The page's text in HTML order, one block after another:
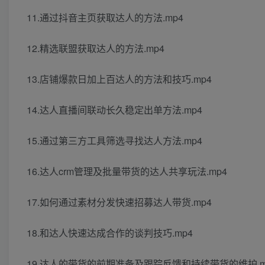
11.通过抖音主页获取达人的方法.mp4
12.精选联盟获取达人的方法.mp4
13.店铺爆款日加上百达人的方法和技巧.mp4
14.达人直播间联动长久稳定出单方法.mp4
15.通过第三方工具筛选寻找达人方法.mp4
16.达人crm管理及批量带货的达人共享玩法.mp4
17.如何通过素材分发快速招募达人带货.mp4
18.和达人快速达成合作的谈判技巧.mp4